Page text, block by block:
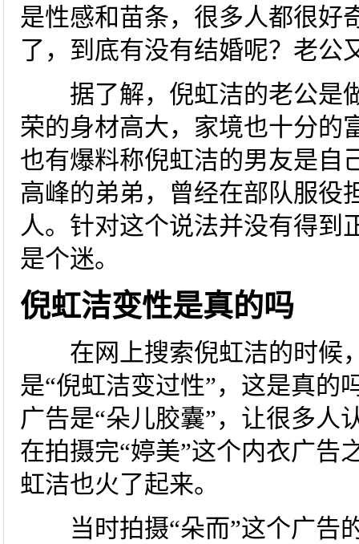
是性感和苗条，很多人都很好
了，到底有没有结婚呢？老公
据了解，倪虹洁的老公是
荣的身材高大，家境也十分的
也有爆料称倪虹洁的男友是自
高峰的弟弟，曾经在部队服役
人。针对这个说法并没有得到
是个迷。
倪虹洁变性是真的吗
在网上搜索倪虹洁的时候
是“倪虹洁变过性”，这是真的
广告是“朵儿胶囊”，让很多人
在拍摄完“婷美”这个内衣广告
虹洁也火了起来。
当时拍摄“朵而”这个广告